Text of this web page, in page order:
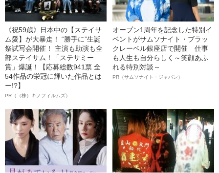
《祝59歳》日本中の【ステイサ
ム愛】が大暴走！ “勝手に”生誕
祭試写会開催！ 主演も助演も全
部ステイサム！「ステサミー
賞」爆誕！【応募総数941票 全
54作品の栄冠に輝いた作品とは
ー!?】
PR（（株）キノフィルムズ）
オープン1周年を記念した特別イ
ベントがサムソナイト・ブラッ
クレーベル銀座店で開催 仕事
も人生も自分らしく～笑顔あふ
れる特別対談～
PR（サムソナイト・ジャパン）